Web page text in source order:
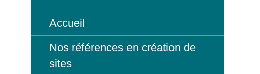
Accueil
Nos références en création de
sites